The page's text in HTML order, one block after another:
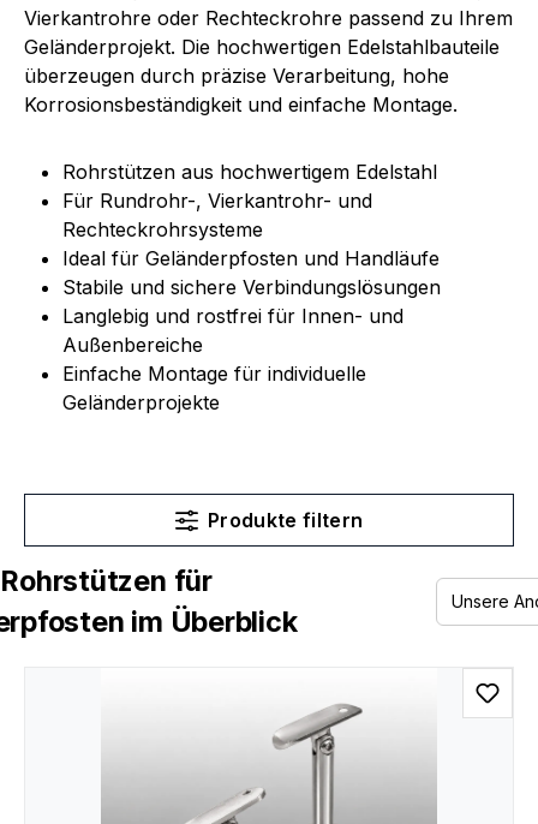
Vierkantrohre oder Rechteckrohre passend zu Ihrem
Geländerprojekt. Die hochwertigen Edelstahlbauteile
überzeugen durch präzise Verarbeitung, hohe
Korrosionsbeständigkeit und einfache Montage.
Rohrstützen aus hochwertigem Edelstahl
Für Rundrohr-, Vierkantrohr- und
Rechteckrohrsysteme
Ideal für Geländerpfosten und Handläufe
Stabile und sichere Verbindungslösungen
Langlebig und rostfrei für Innen- und
Außenbereiche
Einfache Montage für individuelle
Geländerprojekte
Produkte filtern
für
im Überblick